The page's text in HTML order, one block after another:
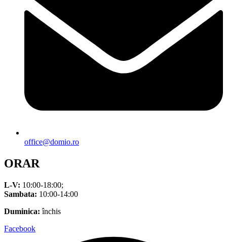
office@domio.ro
ORAR
L-V: 10:00-18:00;
Sambata: 10:00-14:00
Duminica: închis
Facebook